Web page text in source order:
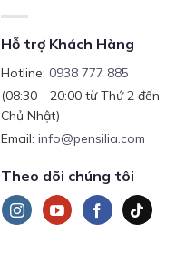
Hỗ trợ Khách Hàng
Hotline: 0938 777 885
(08:30 - 20:00 từ Thứ 2 đến
Chủ Nhật)
Email: info@pensilia.com
Theo dõi chúng tôi